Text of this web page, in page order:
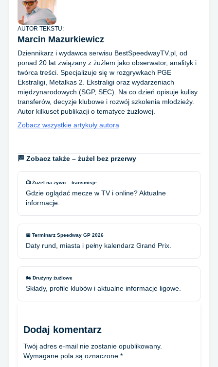
AUTOR TEKSTU:
Marcin Mazurkiewicz
Dziennikarz i wydawca serwisu BestSpeedwayTV.pl, od
ponad 20 lat związany z żużlem jako obserwator, analityk i
twórca treści. Specjalizuje się w rozgrywkach PGE
Ekstraligi, Metalkas 2. Ekstraligi oraz wydarzeniach
międzynarodowych (SGP, SEC). Na co dzień opisuje kulisy
transferów, decyzje klubowe i rozwój szkolenia młodzieży.
Autor kilkuset publikacji o tematyce żużlowej.
Zobacz wszystkie artykuły autora
🏁 Zobacz także – żużel bez przerwy
📺 Żużel na żywo – transmisje
Gdzie oglądać mecze w TV i online? Aktualne
informacje.
📅 Terminarz Speedway GP 2026
Daty rund, miasta i pełny kalendarz Grand Prix.
🏍️ Drużyny żużlowe
Składy, profile klubów i aktualne informacje ligowe.
Dodaj komentarz
Twój adres e-mail nie zostanie opublikowany.
Wymagane pola są oznaczone *